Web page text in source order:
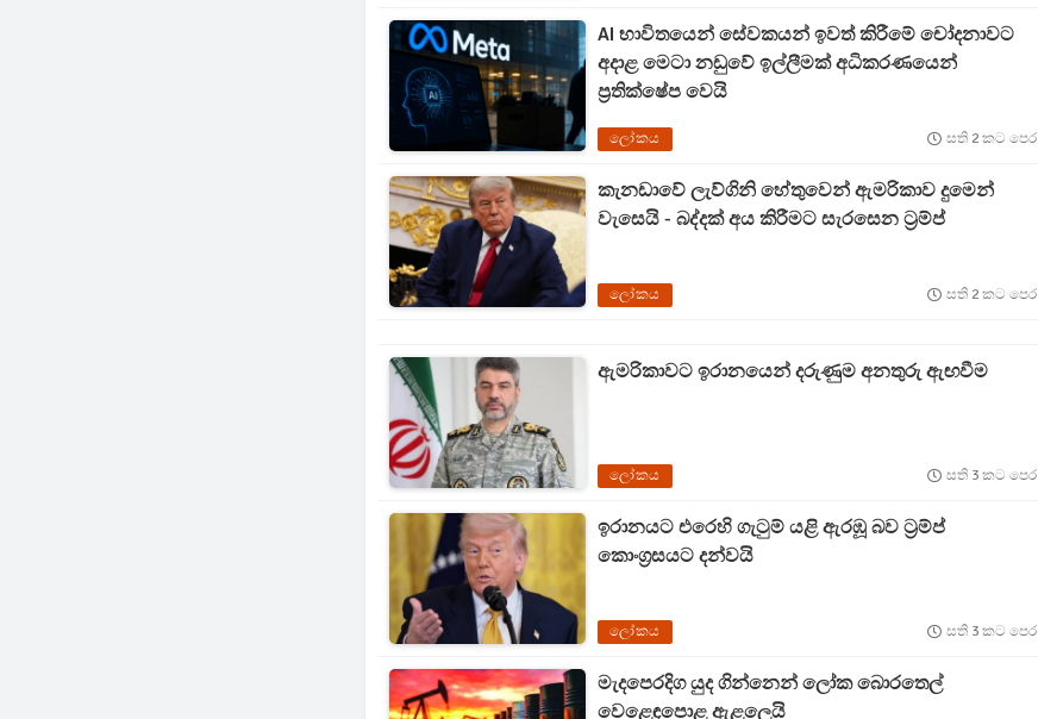
AI භාවිතයෙන් සේවකයන් ඉවත් කිරීමේ චෝදනාවට
අදාළ මෙටා නඩුවේ ඉල්ලීමක් අධිකරණයෙන්
ප්‍රතික්ෂේප වෙයි
ලෝකය සති 2 කට පෙර
කැනඩාවේ ලැව්ගිනි හේතුවෙන් ඇමරිකාව දුමෙන්
වැසෙයි - බද්දක් අය කිරීමට සැරසෙන ට්‍රම්ප්
ලෝකය සති 2 කට පෙර
ඇමරිකාවට ඉරානයෙන් දරුණුම අනතුරු ඇඟවීම
ලෝකය සති 3 කට පෙර
ඉරානයට එරෙහි ගැටුම් යළි ඇරඹූ බව ට්‍රම්ප්
කොංග්‍රසයට දන්වයි
ලෝකය සති 3 කට පෙර
මැදපෙරදිග යුද ගින්නෙන් ලෝක බොරතෙල්
වෙළෙඳපොළ ඇළලෙයි